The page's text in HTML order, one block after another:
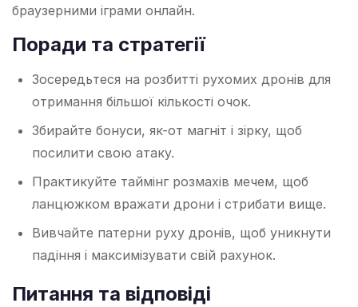
браузерними іграми онлайн.
Поради та стратегії
Зосередьтеся на розбитті рухомих дронів для
отримання більшої кількості очок.
Збирайте бонуси, як-от магніт і зірку, щоб
посилити свою атаку.
Практикуйте таймінг розмахів мечем, щоб
ланцюжком вражати дрони і стрибати вище.
Вивчайте патерни руху дронів, щоб уникнути
падіння і максимізувати свій рахунок.
Питання та відповіді